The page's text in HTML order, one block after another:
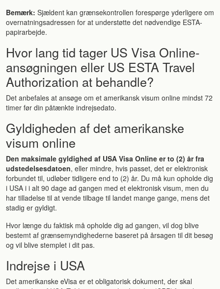
Bemærk: Sjældent kan grænsekontrollen forespørge yderligere om
overnatningsadressen for at understøtte det nødvendige ESTA-
papirarbejde.
Hvor lang tid tager US Visa Online-
ansøgningen eller US ESTA Travel
Authorization at behandle?
Det anbefales at ansøge om et amerikansk visum online mindst 72
timer før din påtænkte indrejsedato.
Gyldigheden af ​​det amerikanske
visum online
Den maksimale gyldighed af USA Visa Online er to (2) år fra
udstedelsesdatoen, eller mindre, hvis passet, det er elektronisk
forbundet til, udløber tidligere end to (2) år. Du må kun opholde dig
i USA i i alt 90 dage ad gangen med et elektronisk visum, men du
har tilladelse til at vende tilbage til landet mange gange, mens det
stadig er gyldigt.
Hvor længe du faktisk må opholde dig ad gangen, vil dog blive
bestemt af grænsemyndighederne baseret på årsagen til dit besøg
og vil blive stemplet i dit pas.
Indrejse i USA
Det amerikanske eVisa er et obligatorisk dokument, der skal